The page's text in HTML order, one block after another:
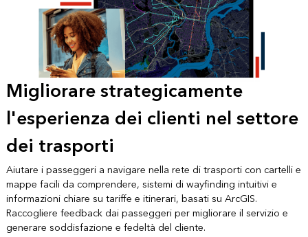
Migliorare strategicamente
l'esperienza dei clienti nel settore
dei trasporti
Aiutare i passeggeri a navigare nella rete di trasporti con cartelli e
mappe facili da comprendere, sistemi di wayfinding intuitivi e
informazioni chiare su tariffe e itinerari, basati su ArcGIS.
Raccogliere feedback dai passeggeri per migliorare il servizio e
generare soddisfazione e fedeltà del cliente.